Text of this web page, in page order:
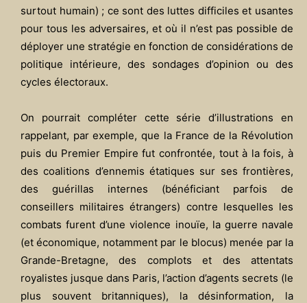
surtout humain) ; ce sont des luttes difficiles et usantes
pour tous les adversaires, et où il n’est pas possible de
déployer une stratégie en fonction de considérations de
politique intérieure, des sondages d’opinion ou des
cycles électoraux.
On pourrait compléter cette série d’illustrations en
rappelant, par exemple, que la France de la Révolution
puis du Premier Empire fut confrontée, tout à la fois, à
des coalitions d’ennemis étatiques sur ses frontières,
des guérillas internes (bénéficiant parfois de
conseillers militaires étrangers) contre lesquelles les
combats furent d’une violence inouïe, la guerre navale
(et économique, notamment par le blocus) menée par la
Grande-Bretagne, des complots et des attentats
royalistes jusque dans Paris, l’action d’agents secrets (le
plus souvent britanniques), la désinformation, la